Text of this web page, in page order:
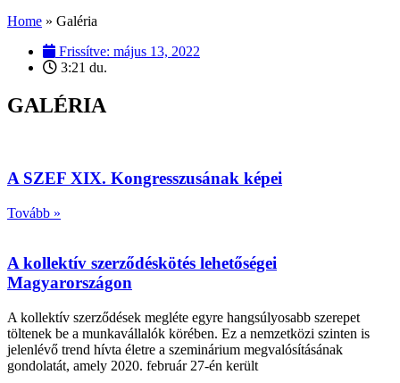
Home » Galéria
Frissítve: május 13, 2022
3:21 du.
GALÉRIA
A SZEF XIX. Kongresszusának képei
Tovább »
A kollektív szerződéskötés lehetőségei
Magyarországon
A kollektív szerződések megléte egyre hangsúlyosabb szerepet
töltenek be a munkavállalók körében. Ez a nemzetközi szinten is
jelenlévő trend hívta életre a szeminárium megvalósításának
gondolatát, amely 2020. február 27-én került